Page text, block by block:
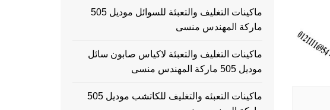
ماكينات التغليف والتعبئة للسوائل موديل 505
ماركة المهندس منسى
ماكينات التغليف والتعبئة لاكياس صابون سائل
موديل 505 ماركة المهندس منسى
ماكينات التعبئه والتغليف للكاتشب موديل 505